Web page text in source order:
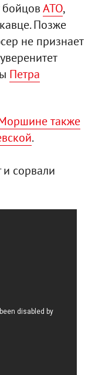
бойцовАТО,
Позже
не признает
Петра
также
.
сорвали